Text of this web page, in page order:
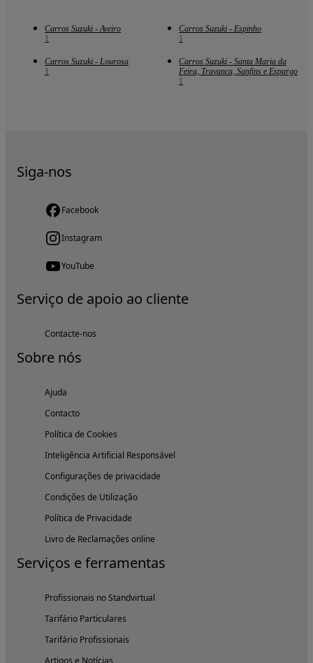
Carros Suzuki - Aveiro
1
Carros Suzuki - Espinho
1
Carros Suzuki - Lourosa
1
Carros Suzuki - Santa Maria da
Feira, Travanca, Sanfins e Espargo
1
Siga-nos
Facebook
Instagram
YouTube
Serviço de apoio ao cliente
Contacte-nos
Sobre nós
Ajuda
Contacto
Política de Cookies
Inteligência Artificial Responsável
Configurações de privacidade
Condições de Utilização
Política de Privacidade
Livro de Reclamações online
Serviços e ferramentas
Profissionais no Standvirtual
Tarifário Particulares
Tarifário Profissionais
Artigos e Notícias